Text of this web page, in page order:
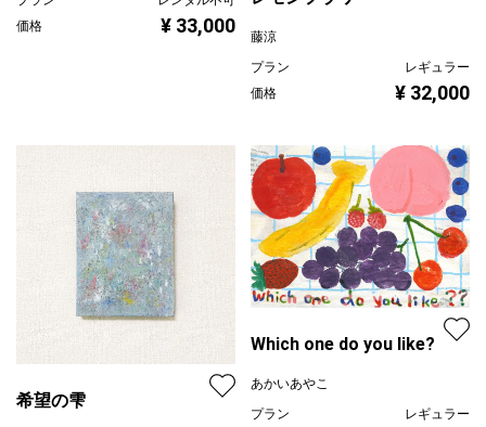
価格
¥ 33,000
藤涼
プラン
レギュラー
価格
¥ 32,000
希望の雫
Which one do you like?
あかいあやこ
プラン
レギュラー